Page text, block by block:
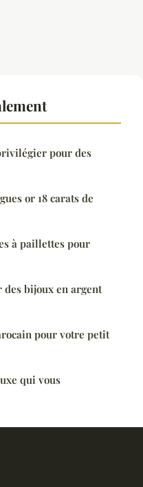
pour des
or 18 carats de
à paillettes pour
des bijoux en argent
pour votre petit
qui vous